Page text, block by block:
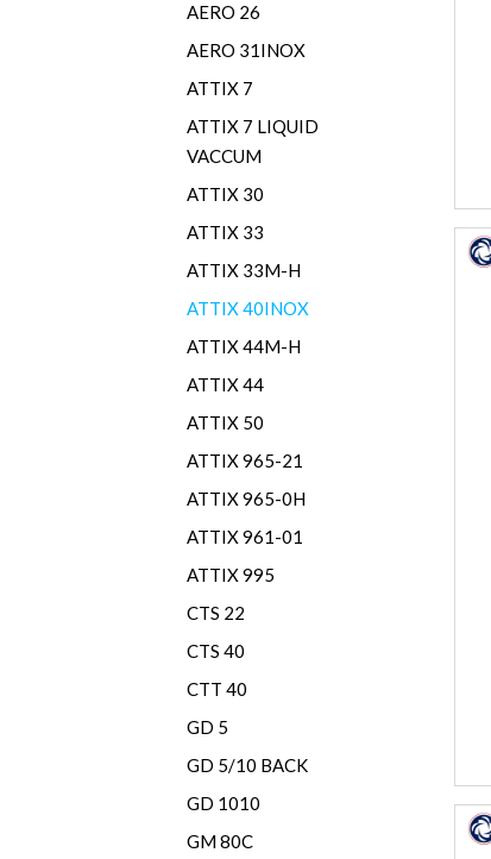
AERO 26
AERO 31INOX
ATTIX 7
ATTIX 7 LIQUID
VACCUM
ATTIX 30
ATTIX 33
ATTIX 33M-H
ATTIX 40INOX
ATTIX 44M-H
ATTIX 44
ATTIX 50
ATTIX 965-21
ATTIX 965-0H
ATTIX 961-01
ATTIX 995
CTS 22
CTS 40
CTT 40
GD 5
GD 5/10 BACK
GD 1010
GM 80C